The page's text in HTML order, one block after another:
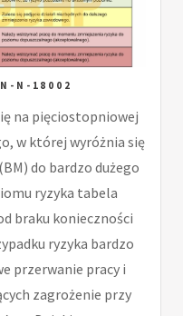
N-18002
na pięciostopniowej
w której wyróżnia się
do bardzo dużego
ryzyka tabela
braku konieczności
ryzyka bardzo
przerwanie pracy i
zagrożenie przy